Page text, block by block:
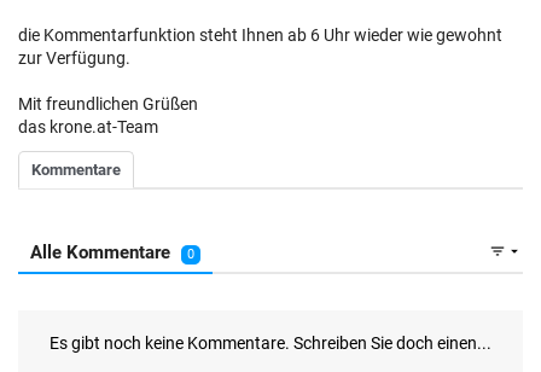
die Kommentarfunktion steht Ihnen ab 6 Uhr wieder wie gewohnt
zur Verfügung.
Mit freundlichen Grüßen
das krone.at-Team